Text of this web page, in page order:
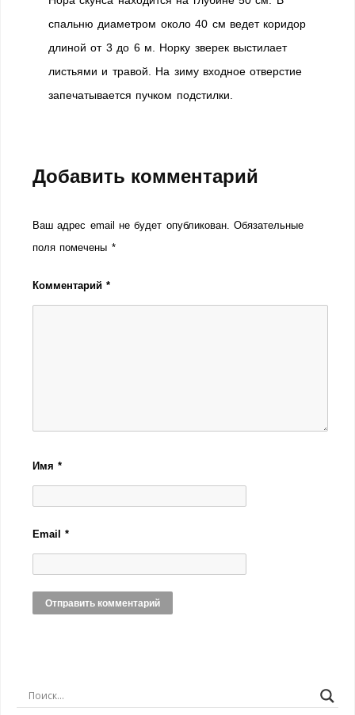
спальню диаметром около 40 см ведет коридор
длиной от 3 до 6 м. Норку зверек выстилает
листьями и травой. На зиму входное отверстие
запечатывается пучком подстилки.
Добавить комментарий
Ваш адрес email не будет опубликован. Обязательные
поля помечены *
Комментарий*
Имя*
Email*